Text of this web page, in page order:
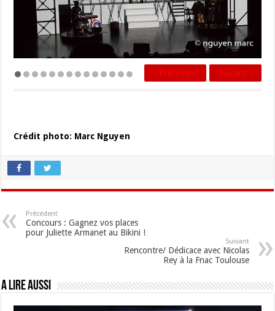
Suivant
Précédent
Crédit photo: Marc Nguyen
Précédent
Concours : Gagnez vos places
pour Juliette Armanet au Bikini !
Suivant
Rencontre/ Dédicace avec Nicolas
Rey à la Fnac Toulouse
A lire aussi